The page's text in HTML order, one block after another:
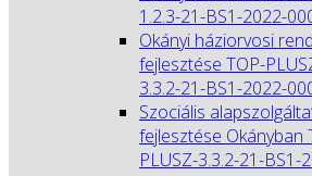
1.2.3-21-BS1-2022-
Okányi háziorvosi
fejlesztése TOP-
3.3.2-21-BS1-2022-
Szociális
fejlesztése Okányban
PLUSZ-3.3.2-21-BS1-